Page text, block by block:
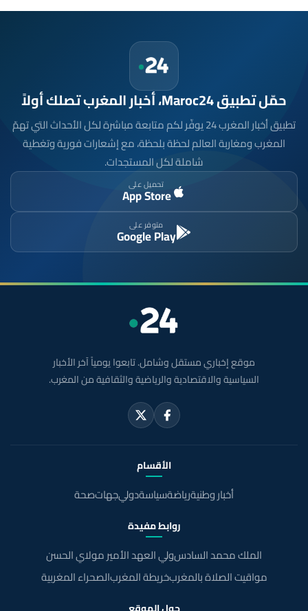
حمّل تطبيق Maroc24، أخبار المغرب تصلك أولاً
تطبيق أخبار المغرب 24 يوفّر لكم متابعة مباشرة لكل الأحداث التي تهمّ
المغرب ومغاربة العالم لحظة بلحظة، مع إشعارات فورية وتغطية
شاملة لكل المستجدات.
تحميل على
App Store
متوفر على
Google Play
موقع إخباري مستقل وشامل. تابعوا يومياً آخر الأخبار
السياسية والاقتصادية والرياضية والثقافية من المغرب.
الأقسام
أخبار وطنيةرياضةسياسةدوليجهاتصحة
روابط مفيدة
الملك محمد السادسولي العهد الأمير مولاي الحسن
مواقيت الصلاة بالمغربخريطة المغربالصحراء المغربية